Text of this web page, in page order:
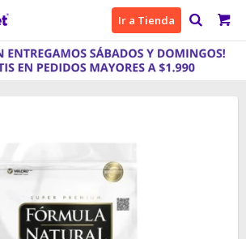
Ir a Tienda